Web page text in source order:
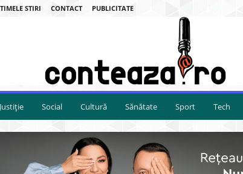
STIRI CONTACT PUBLICITATE
Justiție Social Cultură Sănătate Sport Tech